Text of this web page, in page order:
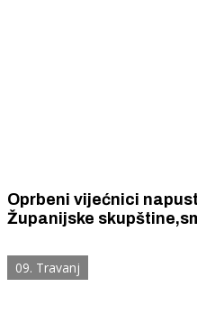
Oprbeni vijećnici
Županijske
09. Travanj